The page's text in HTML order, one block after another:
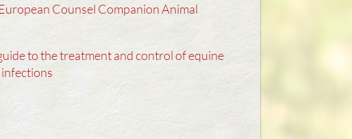
Counsel Companion Animal
to the treatment and control of equine